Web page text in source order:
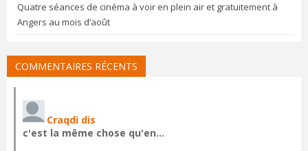
Quatre séances de cinéma à voir en plein air et gratuitement à
Angers au mois d’août
COMMENTAIRES RÉCENTS
Craqdi dis
c'est la même chose qu'en…